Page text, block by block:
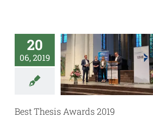
20
06, 2019
Thesis
2019
Best Thesis Awards 2019